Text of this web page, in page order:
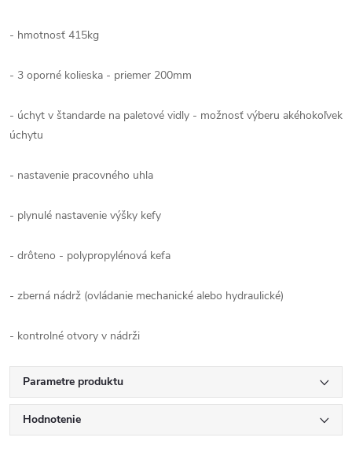
- hmotnosť 415kg
- 3 oporné kolieska - priemer 200mm
- úchyt v štandarde na paletové vidly - možnosť výberu akéhokoľvek
úchytu
- ​​nastavenie pracovného uhla
- plynulé nastavenie výšky kefy
- drôteno - polypropylénová kefa
- zberná nádrž (ovládanie mechanické alebo hydraulické)
- kontrolné otvory v nádrži
Parametre produktu
Hodnotenie